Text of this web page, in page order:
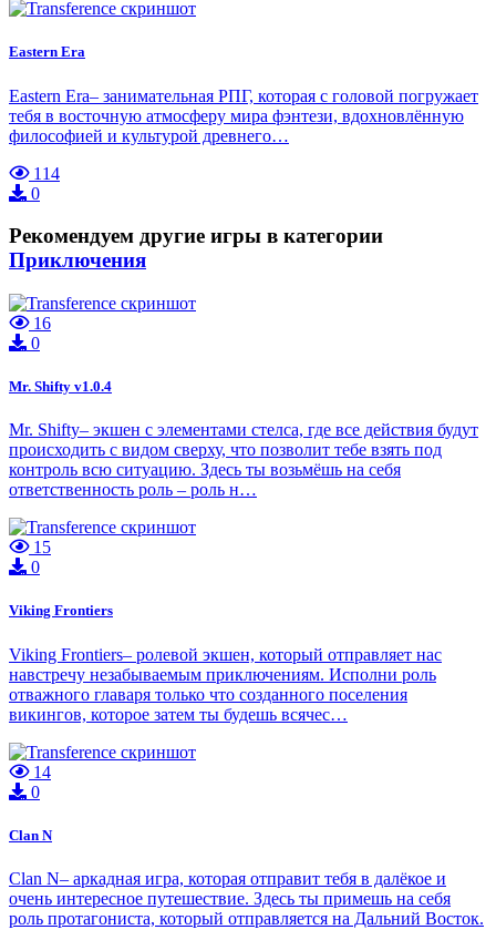
Eastern Era
Eastern Era– занимательная РПГ, которая с головой погружает
тебя в восточную атмосферу мира фэнтези, вдохновлённую
философией и культурой древнего…
114
0
Рекомендуем другие игры в категории
Приключения
16
0
Mr. Shifty v1.0.4
Mr. Shifty– экшен с элементами стелса, где все действия будут
происходить с видом сверху, что позволит тебе взять под
контроль всю ситуацию. Здесь ты возьмёшь на себя
ответственность роль – роль н…
15
0
Viking Frontiers
Viking Frontiers– ролевой экшен, который отправляет нас
навстречу незабываемым приключениям. Исполни роль
отважного главаря только что созданного поселения
викингов, которое затем ты будешь всячес…
14
0
Clan N
Clan N– аркадная игра, которая отправит тебя в далёкое и
очень интересное путешествие. Здесь ты примешь на себя
роль протагониста, который отправляется на Дальний Восток.